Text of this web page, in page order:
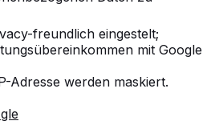
freundlich eingestelt;
mit Google
Adresse werden maskiert.